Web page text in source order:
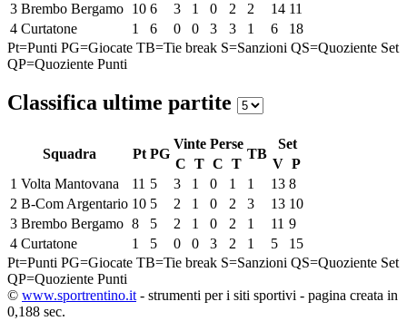
3 Brembo Bergamo 10 6 3 1 0 2 2 14 11
4 Curtatone 1 6 0 0 3 3 1 6
18
Pt=Punti PG=Giocate TB=Tie break S=Sanzioni QS=Quoziente Set
QP=Quoziente Punti
Classifica ultime partite
Squadra Pt PG
Vinte Perse
TB
Set
C T C T V P
1 Volta Mantovana 11 5 3 1 0 1 1 13 8
2 B-Com Argentario 10 5 2 1 0 2 3 13 10
3 Brembo Bergamo 8 5 2 1 0 2 1 11 9
4 Curtatone 1 5 0 0 3 2 1 5
15
Pt=Punti PG=Giocate TB=Tie break S=Sanzioni QS=Quoziente Set
QP=Quoziente Punti
© www.sportrentino.it - strumenti per i siti sportivi - pagina creata in
0,188 sec.